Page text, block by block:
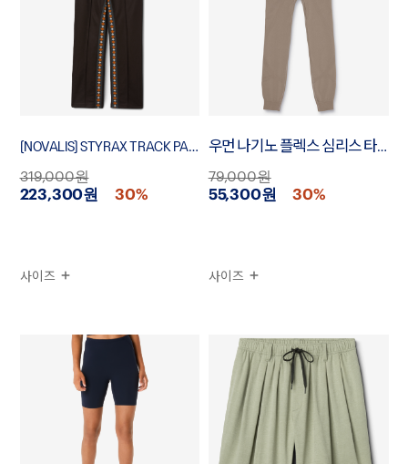
[NOVALIS] STYRAX TRACK PANTS
319,000원
223,300원 30%
사이즈
우먼 나기노 플렉스 심리스 타이츠
79,000원
55,300원 30%
사이즈